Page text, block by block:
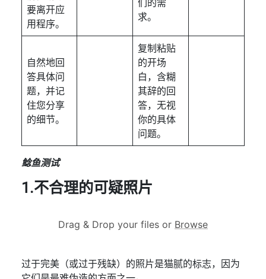
要离开应
用程序。
求。
自然地回
答具体问
题，并记
住您分享
的细节。
复制粘贴
的开场
白，含糊
其辞的回
答，无视
你的具体
问题。
鲶鱼测试
1.不合理的可疑照片
Drag & Drop your files or Browse
过于完美（或过于残缺）的照片是猫腻的标志，因为